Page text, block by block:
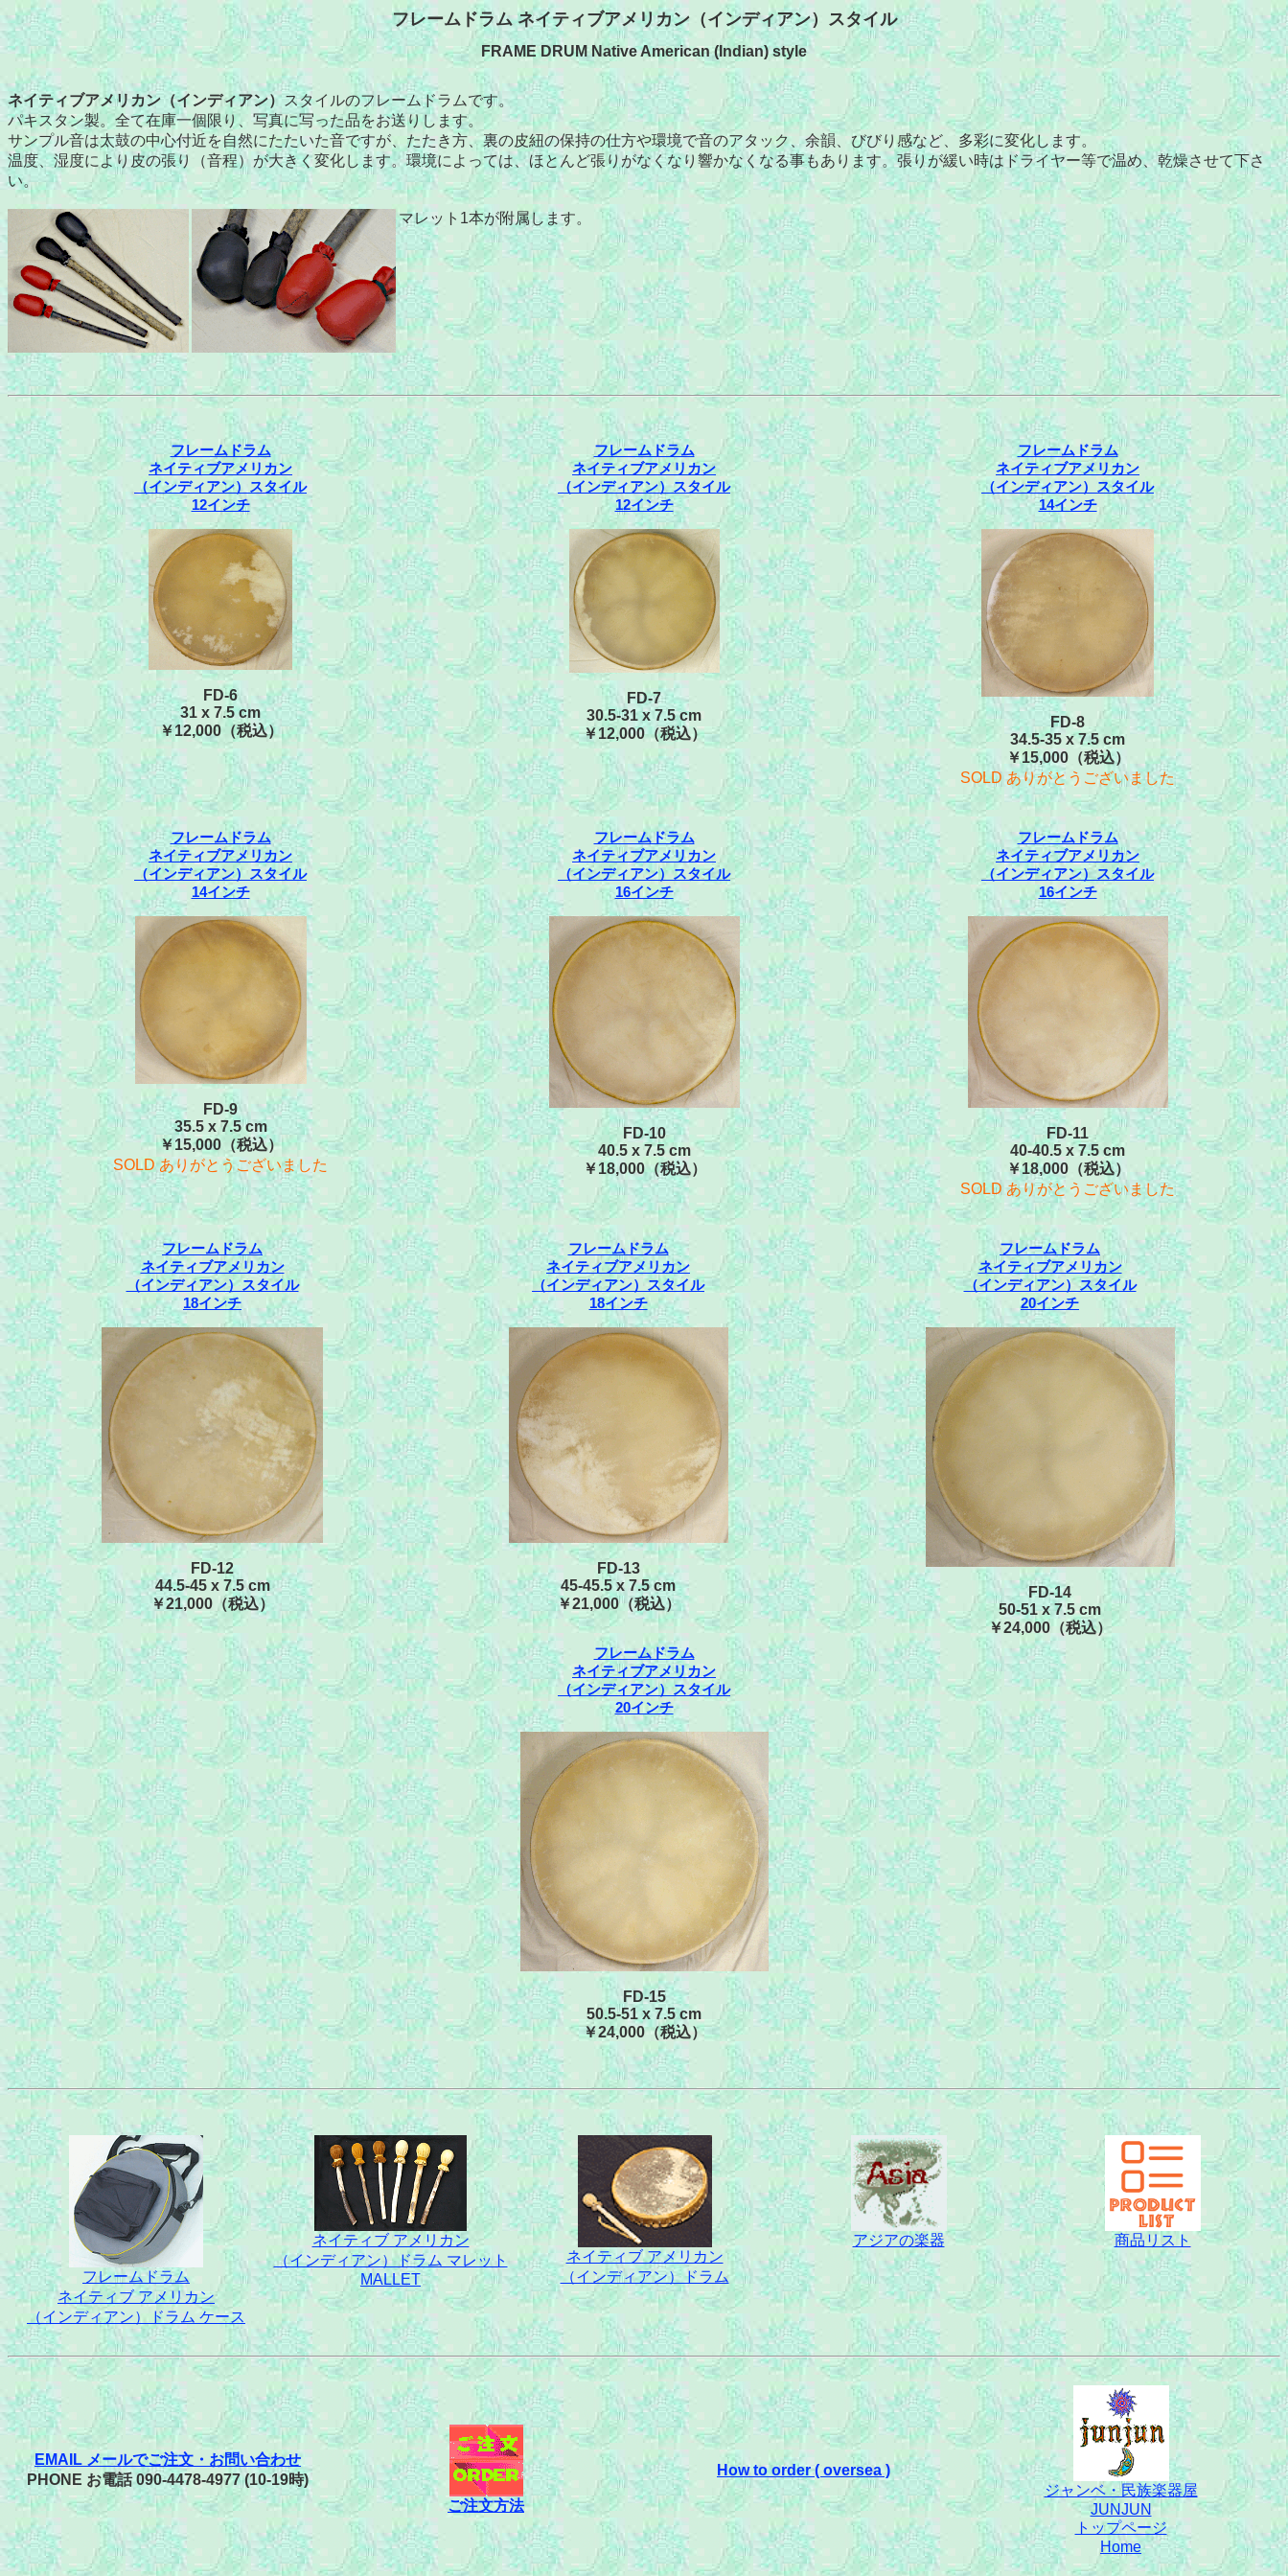
フレームドラム ネイティブアメリカン（インディアン）スタイル
FRAME DRUM Native American (Indian) style
ネイティブアメリカン（インディアン） スタイルのフレームドラムです。
パキスタン製。全て在庫一個限り、写真に写った品をお送りします。
サンプル音は太鼓の中心付近を自然にたたいた音ですが、たたき方、裏の皮紐の保持の仕方や環境で音のアタック、余韻、びびり感など、多彩に変化します。
温度、湿度により皮の張り（音程）が大きく変化します。環境によっては、ほとんど張りがなくなり響かなくなる事もあります。張りが緩い時はドライヤー等で温め、乾燥させて下さ
い。
マレット1本が附属します。
フレームドラム
ネイティブアメリカン
（インディアン）スタイル
12インチ
FD-6
31 x 7.5 cm
￥12,000（税込）
フレームドラム
ネイティブアメリカン
（インディアン）スタイル
12インチ
FD-7
30.5-31 x 7.5 cm
￥12,000（税込）
フレームドラム
ネイティブアメリカン
（インディアン）スタイル
14インチ
FD-8
34.5-35 x 7.5 cm
￥15,000（税込）
SOLD ありがとうございました
フレームドラム
ネイティブアメリカン
（インディアン）スタイル
14インチ
FD-9
35.5 x 7.5 cm
￥15,000（税込）
SOLD ありがとうございました
フレームドラム
ネイティブアメリカン
（インディアン）スタイル
16インチ
FD-10
40.5 x 7.5 cm
￥18,000（税込）
フレームドラム
ネイティブアメリカン
（インディアン）スタイル
16インチ
FD-11
40-40.5 x 7.5 cm
￥18,000（税込）
SOLD ありがとうございました
フレームドラム
ネイティブアメリカン
（インディアン）スタイル
18インチ
FD-12
44.5-45 x 7.5 cm
￥21,000（税込）
フレームドラム
ネイティブアメリカン
（インディアン）スタイル
18インチ
FD-13
45-45.5 x 7.5 cm
￥21,000（税込）
フレームドラム
ネイティブアメリカン
（インディアン）スタイル
20インチ
FD-14
50-51 x 7.5 cm
￥24,000（税込）
フレームドラム
ネイティブアメリカン
（インディアン）スタイル
20インチ
FD-15
50.5-51 x 7.5 cm
￥24,000（税込）
フレームドラム
ネイティブ アメリカン
（インディアン）ドラム ケース
ネイティブ アメリカン
（インディアン）ドラム マレット
MALLET
ネイティブ アメリカン
（インディアン）ドラム
アジアの楽器 商品リスト
EMAIL メールでご注文・お問い合わせ
PHONE お電話 090-4478-4977 (10-19時)
ご注文方法
How to order ( oversea )
ジャンベ・民族楽器屋
JUNJUN
トップページ
Home